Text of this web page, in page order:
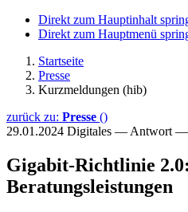
Direkt zum Hauptinhalt
Direkt zum Hauptmenü
Startseite
Presse
Kurzmeldungen (hib)
zurück zu: Presse ()
29.01.2024 Digitales — Antwort —
Gigabit-Richtlinie
Beratungsleistungen